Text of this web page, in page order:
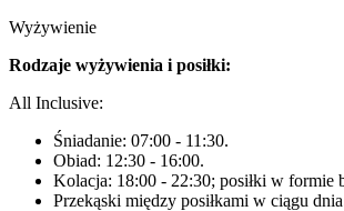
Wyżywienie
Rodzaje wyżywienia i posiłki:
All Inclusive:
Śniadanie: 07:00 - 11:30.
Obiad: 12:30 - 16:00.
Kolacja: 18:00 - 22:30; posiłki w formie
Przekąski między posiłkami w ciągu